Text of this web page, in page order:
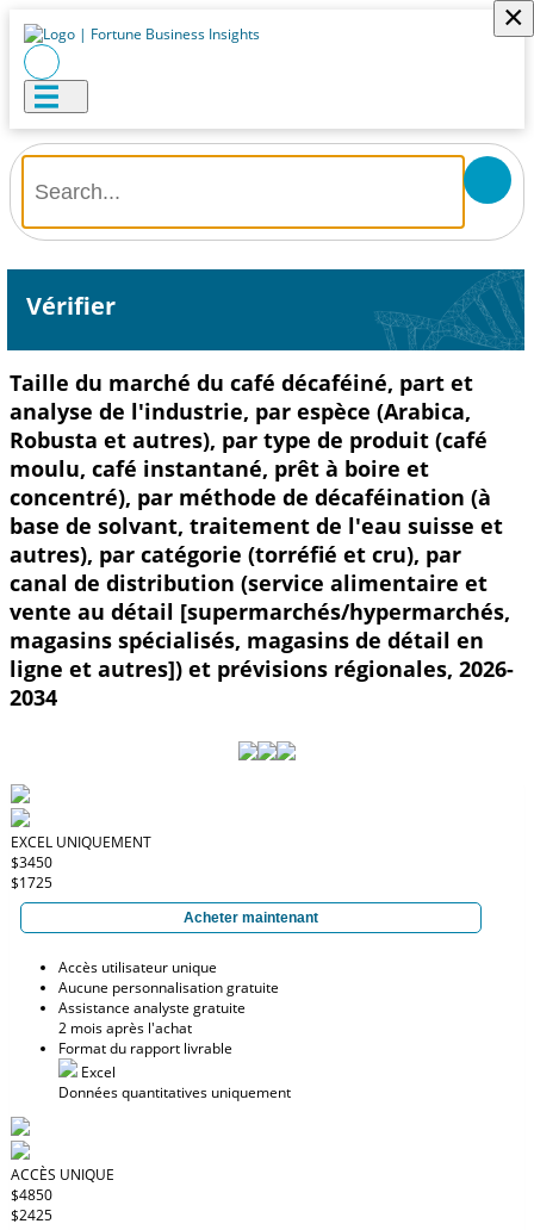
×
Vérifier
Taille du marché du café décaféiné, part et
analyse de l'industrie, par espèce (Arabica,
Robusta et autres), par type de produit (café
moulu, café instantané, prêt à boire et
concentré), par méthode de décaféination (à
base de solvant, traitement de l'eau suisse et
autres), par catégorie (torréfié et cru), par
canal de distribution (service alimentaire et
vente au détail [supermarchés/hypermarchés,
magasins spécialisés, magasins de détail en
ligne et autres]) et prévisions régionales, 2026-
2034
EXCEL UNIQUEMENT
$3450
$1725
Acheter maintenant
Accès utilisateur unique
Aucune personnalisation gratuite
Assistance analyste gratuite
2 mois après l'achat
Format du rapport livrable
Excel
Données quantitatives uniquement
ACCÈS UNIQUE
$4850
$2425